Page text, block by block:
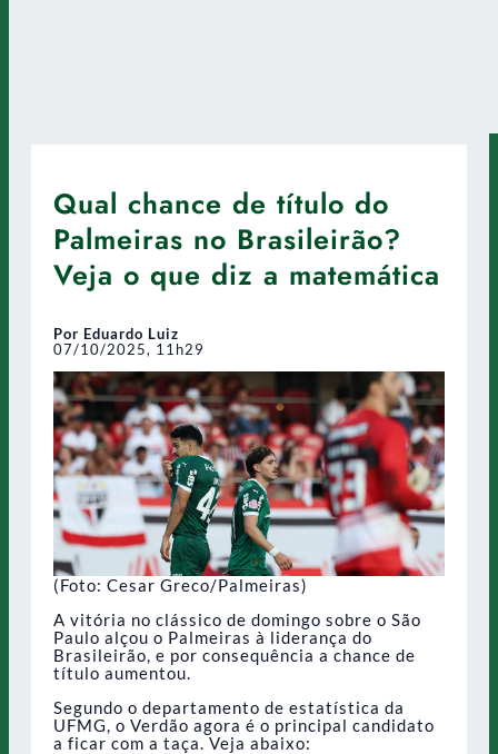
Qual chance de título do
Palmeiras no Brasileirão?
Veja o que diz a matemática
Por Eduardo Luiz
07/10/2025, 11h29
(Foto: Cesar Greco/Palmeiras)
A vitória no clássico de domingo sobre o São
Paulo alçou o Palmeiras à liderança do
Brasileirão, e por consequência a chance de
título aumentou.
Segundo o departamento de estatística da
UFMG, o Verdão agora é o principal candidato
a ficar com a taça. Veja abaixo: